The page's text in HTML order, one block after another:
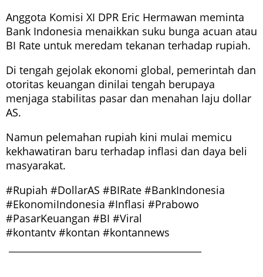
Anggota Komisi XI DPR Eric Hermawan meminta
Bank Indonesia menaikkan suku bunga acuan atau
BI Rate untuk meredam tekanan terhadap rupiah.
Di tengah gejolak ekonomi global, pemerintah dan
otoritas keuangan dinilai tengah berupaya
menjaga stabilitas pasar dan menahan laju dollar
AS.
Namun pelemahan rupiah kini mulai memicu
kekhawatiran baru terhadap inflasi dan daya beli
masyarakat.
#Rupiah #DollarAS #BIRate #BankIndonesia
#EkonomiIndonesia #Inflasi #Prabowo
#PasarKeuangan #BI #Viral
#kontantv #kontan #kontannews